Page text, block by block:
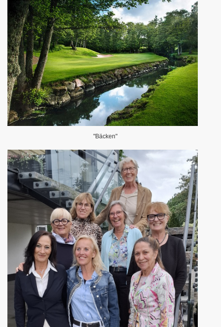
"Bäcken"